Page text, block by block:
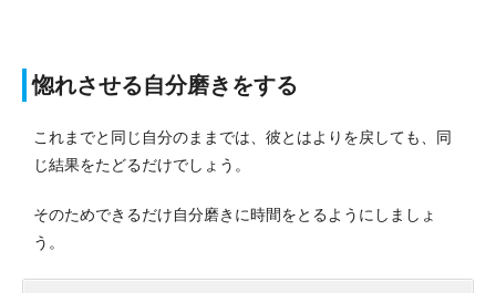
惚れさせる自分磨きをする
これまでと同じ自分のままでは、彼とはよりを戻しても、同
じ結果をたどるだけでしょう。
そのためできるだけ自分磨きに時間をとるようにしましょ
う。